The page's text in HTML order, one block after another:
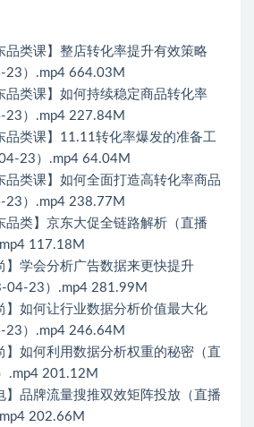
品类课】整店转化率提升有效策略
23）.mp4 664.03M
品类课】如何持续稳定商品转化率
23）.mp4 227.84M
品类课】11.11转化率爆发的准备工
23）.mp4 64.04M
品类课】如何全面打造高转化率商品
23）.mp4 238.77M
品类】京东大促全链路解析（直播
117.18M
】学会分析广告数据来更快提升
04-23）.mp4 281.99M
】如何让行业数据分析价值最大化
23）.mp4 246.64M
】如何利用数据分析权重的秘密（直
.mp4 201.12M
】品牌流量搜推双效矩阵投放（直播
202.66M